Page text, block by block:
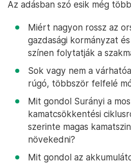
Az adásban szó esik még
Miért nagyon rossz az
gazdasági kormányzat
színen folytatják a
Sok vagy nem a
rúgó, többször felfelé
Mit gondol Surányi a
kamatcsökkentési
szerinte magas
növekedni?
Mit gondol az